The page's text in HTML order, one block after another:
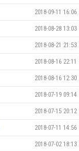
2018-09-11 16:06
2018-08-28 13:03
2018-08-21 21:53
2018-08-16 22:11
2018-08-16 12:30
2018-07-19 09:14
2018-07-15 20:12
2018-07-11 14:56
2018-07-02 18:13